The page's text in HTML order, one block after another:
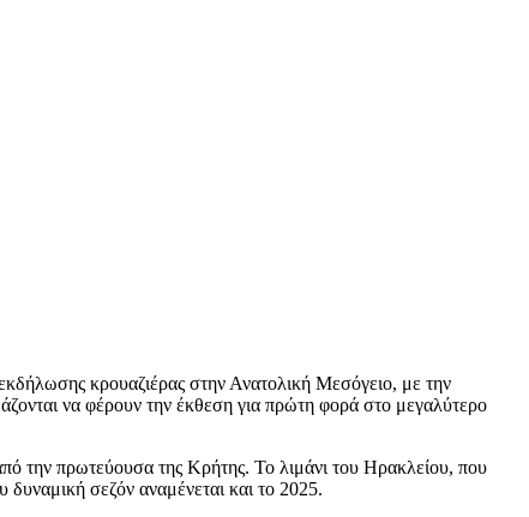
κρουαζιέρας στην Ανατολική Μεσόγειο, με την
να φέρουν την έκθεση για πρώτη φορά στο μεγαλύτερο
την πρωτεύουσα της Κρήτης. Το λιμάνι του Ηρακλείου, που
σεζόν αναμένεται και το 2025.